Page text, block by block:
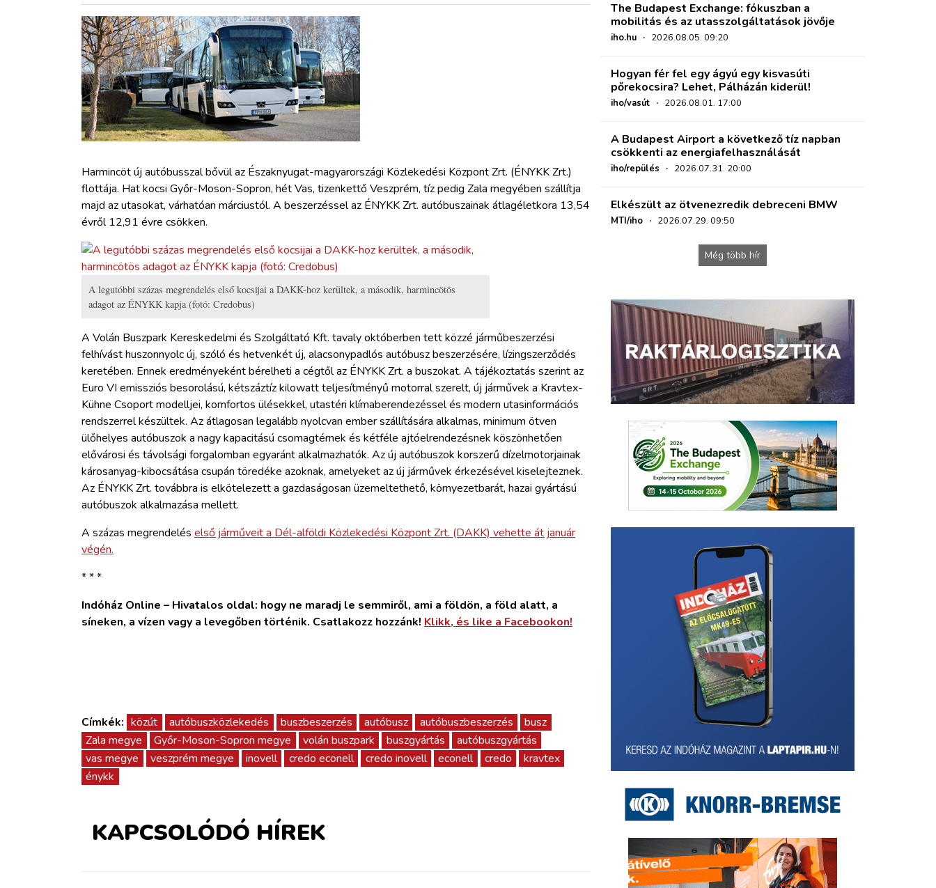
HAJÓZÁS
ARCHÍVUM
WEBSHOP
BELÉPÉS
REGISZTRÁCIÓ
Harmincöt új autóbusszal bővül az Északnyugat-magyarországi Közlekedési Központ Zrt. (ÉNYKK Zrt.)
flottája. Hat kocsi Győr-Moson-Sopron, hét Vas, tizenkettő Veszprém, tíz pedig Zala megyében szállítja
majd az utasokat, várhatóan márciustól. A beszerzéssel az ÉNYKK Zrt. autóbuszainak átlagéletkora 13,54
évről 12,91 évre csökken.
A legutóbbi százas megrendelés első kocsijai a DAKK-hoz kerültek, a második, harmincötös
adagot az ÉNYKK kapja (fotó: Credobus)
A Volán Buszpark Kereskedelmi és Szolgáltató Kft. tavaly októberben tett közzé járműbeszerzési
felhívást huszonnyolc új, szóló és hetvenkét új, alacsonypadlós autóbusz beszerzésére, lízingszerződés
keretében. Ennek eredményeként bérelheti a cégtől az ÉNYKK Zrt. a buszokat. A tájékoztatás szerint az
Euro VI emissziós besorolású, kétszáztíz kilowatt teljesítményű motorral szerelt, új járművek a Kravtex-
Kühne Csoport modelljei, komfortos ülésekkel, utastéri klímaberendezéssel és modern utasinformációs
rendszerrel készültek. Az átlagosan legalább nyolcvan ember szállítására alkalmas, minimum ötven
ülőhelyes autóbuszok a nagy kapacitású csomagtérnek és kétféle ajtóelrendezésnek köszönhetően
elővárosi és távolsági forgalomban egyaránt alkalmazhatók. Az új autóbuszok korszerű dízelmotorjainak
károsanyag-kibocsátása csupán töredéke azoknak, amelyeket az új járművek érkezésével kiselejteznek.
Az ÉNYKK Zrt. továbbra is elkötelezett a gazdaságosan üzemeltethető, környezetbarát, hazai gyártású
autóbuszok alkalmazása mellett.
A százas megrendelés első járműveit a Dél-alföldi Közlekedési Központ Zrt. (DAKK) vehette át január
végén.
* * *
Indóház Online – Hivatalos oldal: hogy ne maradj le semmiről, ami a földön, a föld alatt, a
síneken, a vízen vagy a levegőben történik. Csatlakozz hozzánk! Klikk, és like a Facebookon!
Címkék: közút autóbuszközlekedés buszbeszerzés autóbusz autóbuszbeszerzés
busz
Zala megye
Győr-Moson-Sopron megye volán buszpark buszgyártás
autóbuszgyártás
vas megye
veszprém megye inovell credo econell credo inovell econell credo
kravtex
énykk
KAPCSOLÓDÓ HÍREK
The Budapest Exchange: fókuszban a
mobilitás és az utasszolgáltatások jövője
iho.hu · 2026.08.05. 09:20
Hogyan fér fel egy ágyú egy kisvasúti
pőrekocsira? Lehet, Pálházán kiderül!
iho/vasút · 2026.08.01. 17:00
A Budapest Airport a következő tíz napban
csökkenti az energiafelhasználását
iho/repülés · 2026.07.31. 20:00
Elkészült az ötvenezredik debreceni BMW
MTI/iho · 2026.07.29. 09:50
Még több hír